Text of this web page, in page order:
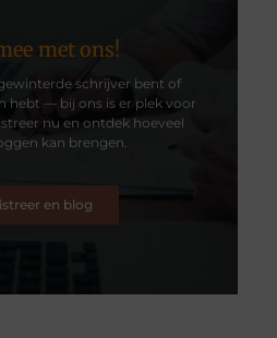
met ons!
schrijver bent of
hebt — bij ons is er plek voor
nu en ontdek hoeveel
kan brengen.
en blog